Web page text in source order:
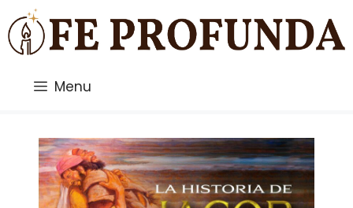
Saltar
al
contenido
Menu